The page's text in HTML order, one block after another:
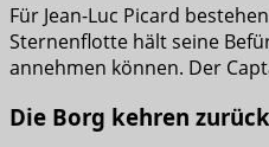
Für Jean-Luc Picard
Sternenflotte hält seine
annehmen können. Der
Die Borg kehren zurück